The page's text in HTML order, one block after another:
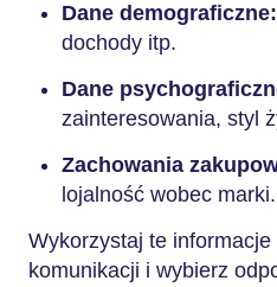
Dane demograficzne:
dochody itp.
Dane
zainteresowania, styl
Zachowania
lojalność wobec marki.
Wykorzystaj te
komunikacji i wybierz